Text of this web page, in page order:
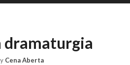
dramaturgia
Cena Aberta